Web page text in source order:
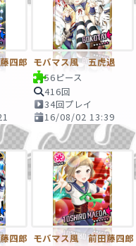
四郎 モバマス風 五虎退
56ピース
416回
34回プレイ
16/08/02 13:39
四郎 モバマス風 前田藤四郎